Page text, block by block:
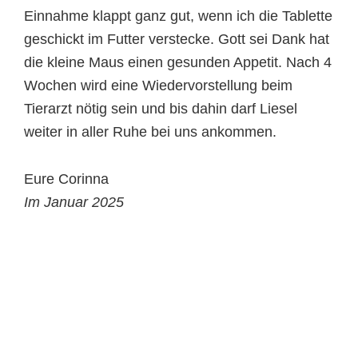
Einnahme klappt ganz gut, wenn ich die Tablette
geschickt im Futter verstecke. Gott sei Dank hat
die kleine Maus einen gesunden Appetit. Nach 4
Wochen wird eine Wiedervorstellung beim
Tierarzt nötig sein und bis dahin darf Liesel
weiter in aller Ruhe bei uns ankommen.
Eure Corinna
Im Januar 2025